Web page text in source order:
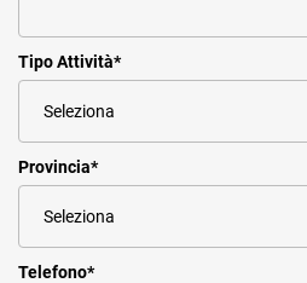
Tipo Attività*
Provincia*
Telefono*